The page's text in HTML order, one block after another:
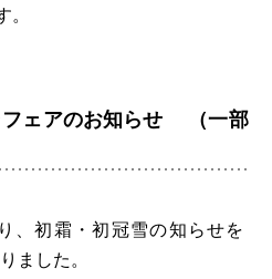
フェアのお知らせ （一部
、初霜・初冠雪の知らせを
ました。